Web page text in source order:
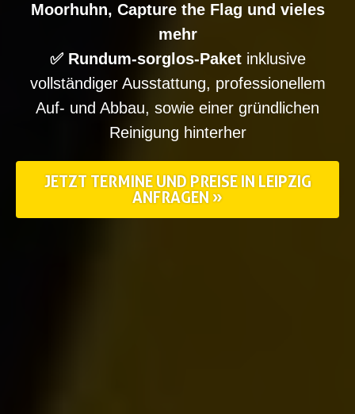
Moorhuhn, Capture the Flag und vieles
mehr
✅ Rundum-sorglos-Paketinklusive
vollständiger Ausstattung, professionellem
Auf- und Abbau, sowie einer gründlichen
Reinigung hinterher
JETZT TERMINE UND PREISE IN LEIPZIG
ANFRAGEN »